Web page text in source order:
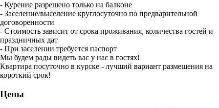
- Курение разрешено только на балконе
- Заселение/выселение круглосуточно по предварительной
договоренности
- Стоимость зависит от срока проживания, количества гостей и
праздничных дат
- При заселении требуется паспорт
Мы будем рады видеть вас у нас в гостях!
Квартира посуточно в курске - лучший вариант размещения на
короткий срок!
Цены